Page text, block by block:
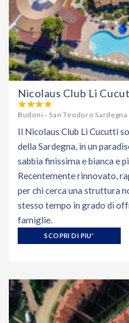
Nicolaus Club Li
Budoni - San Teodoro Sardegna
Il Nicolaus Club Li Cucutti
della Sardegna, in un
sabbia finissima e bianca e
Recentemente rinnovato,
per chi cerca una struttura
stesso tempo in grado di
famiglie.
SCOPRI DI PIU'